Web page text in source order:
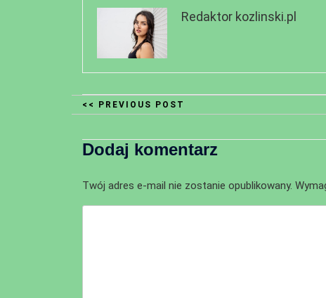
Redaktor kozlinski.pl
<< PREVIOUS POST
Dodaj komentarz
Twój adres e-mail nie zostanie opublikowany.